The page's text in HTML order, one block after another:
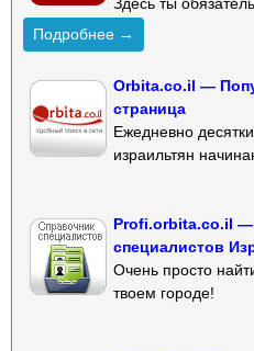
Подробнее →
Orbita.co.il —
страница
Ежедневно
израильтян
Profi.orbita.co.il
специалистов
Очень просто
твоем городе!